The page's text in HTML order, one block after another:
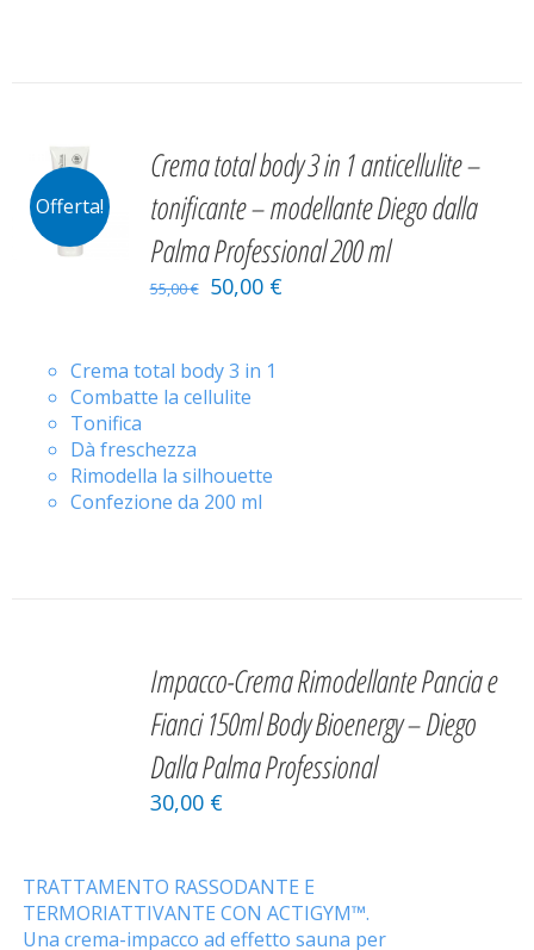
Offerta!
Crema total body 3 in 1 anticellulite –
tonificante – modellante Diego dalla
Palma Professional 200 ml
55,00€ 50,00 €
Crema total body 3 in 1
Combatte la cellulite
Tonifica
Dà freschezza
Rimodella la silhouette
Confezione da 200 ml
Impacco-Crema Rimodellante Pancia e
Fianci 150ml Body Bioenergy – Diego
Dalla Palma Professional
30,00 €
TRATTAMENTO RASSODANTE E
TERMORIATTIVANTE CON ACTIGYM™.
Una crema-impacco ad effetto sauna per